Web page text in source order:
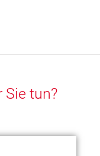
Sie tun?